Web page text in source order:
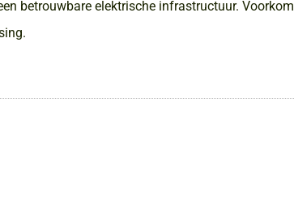
betrouwbare elektrische infrastructuur. Voorkom